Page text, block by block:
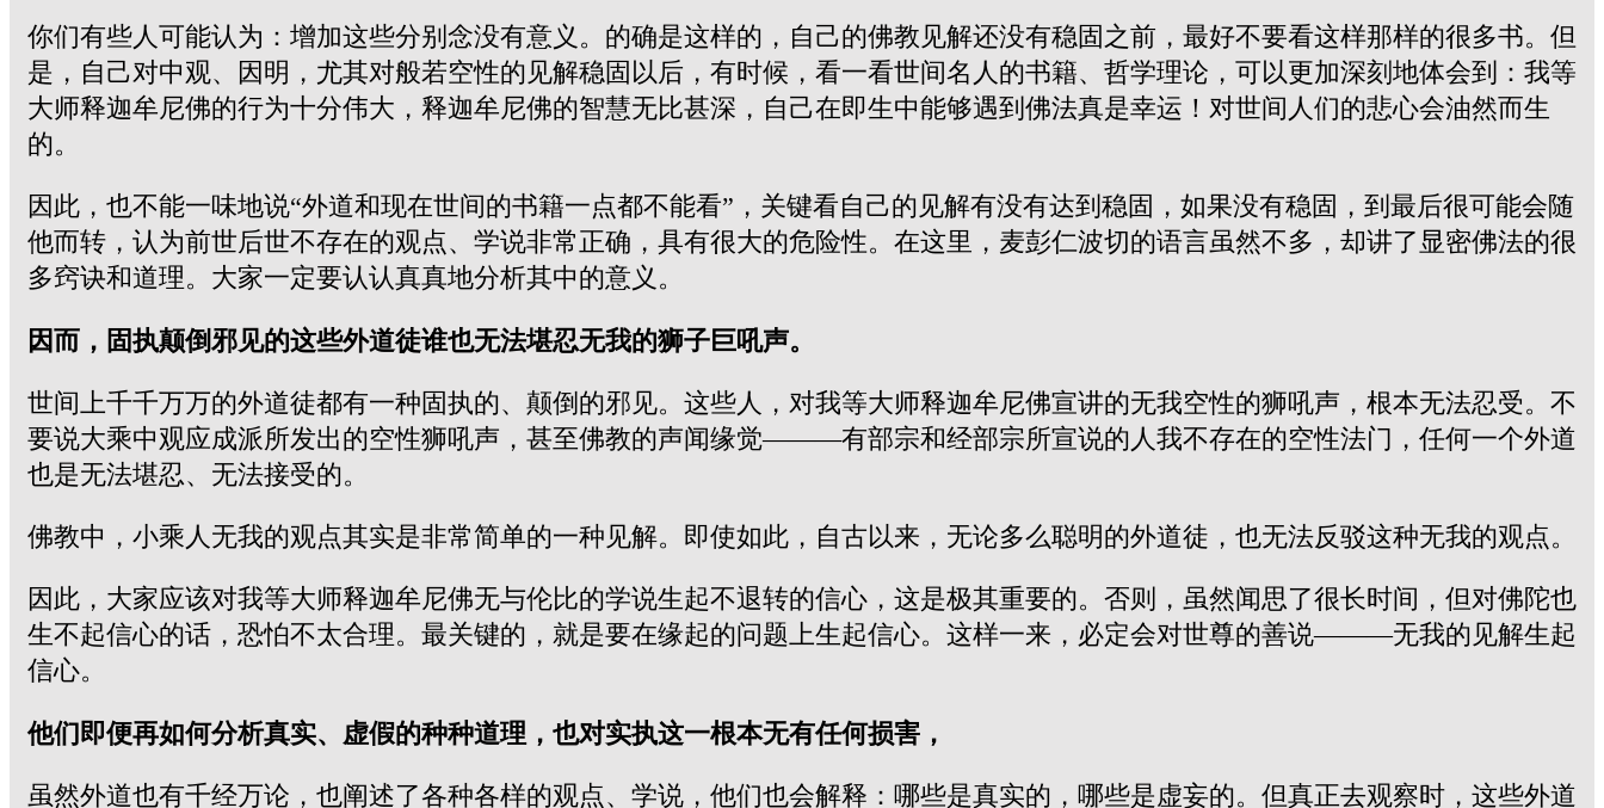
你们有些人可能认为：增加这些分别念没有意义。的确是这样的，自己的佛教见解还没有稳固之前，最好不要看这样那样的很多书。但
是，自己对中观、因明，尤其对般若空性的见解稳固以后，有时候，看一看世间名人的书籍、哲学理论，可以更加深刻地体会到：我等
大师释迦牟尼佛的行为十分伟大，释迦牟尼佛的智慧无比甚深，自己在即生中能够遇到佛法真是幸运！对世间人们的悲心会油然而生
的。
因此，也不能一味地说“外道和现在世间的书籍一点都不能看”，关键看自己的见解有没有达到稳固，如果没有稳固，到最后很可能会随
他而转，认为前世后世不存在的观点、学说非常正确，具有很大的危险性。在这里，麦彭仁波切的语言虽然不多，却讲了显密佛法的很
多窍诀和道理。大家一定要认认真真地分析其中的意义。
因而，固执颠倒邪见的这些外道徒谁也无法堪忍无我的狮子巨吼声。
世间上千千万万的外道徒都有一种固执的、颠倒的邪见。这些人，对我等大师释迦牟尼佛宣讲的无我空性的狮吼声，根本无法忍受。不
要说大乘中观应成派所发出的空性狮吼声，甚至佛教的声闻缘觉———有部宗和经部宗所宣说的人我不存在的空性法门，任何一个外道
也是无法堪忍、无法接受的。
佛教中，小乘人无我的观点其实是非常简单的一种见解。即使如此，自古以来，无论多么聪明的外道徒，也无法反驳这种无我的观点。
因此，大家应该对我等大师释迦牟尼佛无与伦比的学说生起不退转的信心，这是极其重要的。否则，虽然闻思了很长时间，但对佛陀也
生不起信心的话，恐怕不太合理。最关键的，就是要在缘起的问题上生起信心。这样一来，必定会对世尊的善说———无我的见解生起
信心。
他们即便再如何分析真实、虚假的种种道理，也对实执这一根本无有任何损害，
虽然外道也有千经万论，也阐述了各种各样的观点、学说，他们也会解释：哪些是真实的，哪些是虚妄的。但真正去观察时，这些外道